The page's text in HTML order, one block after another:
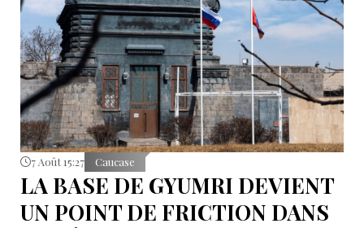
7 Août 15:27 Caucase
LA BASE DE GYUMRI DEVIENT
UN POINT DE FRICTION DANS